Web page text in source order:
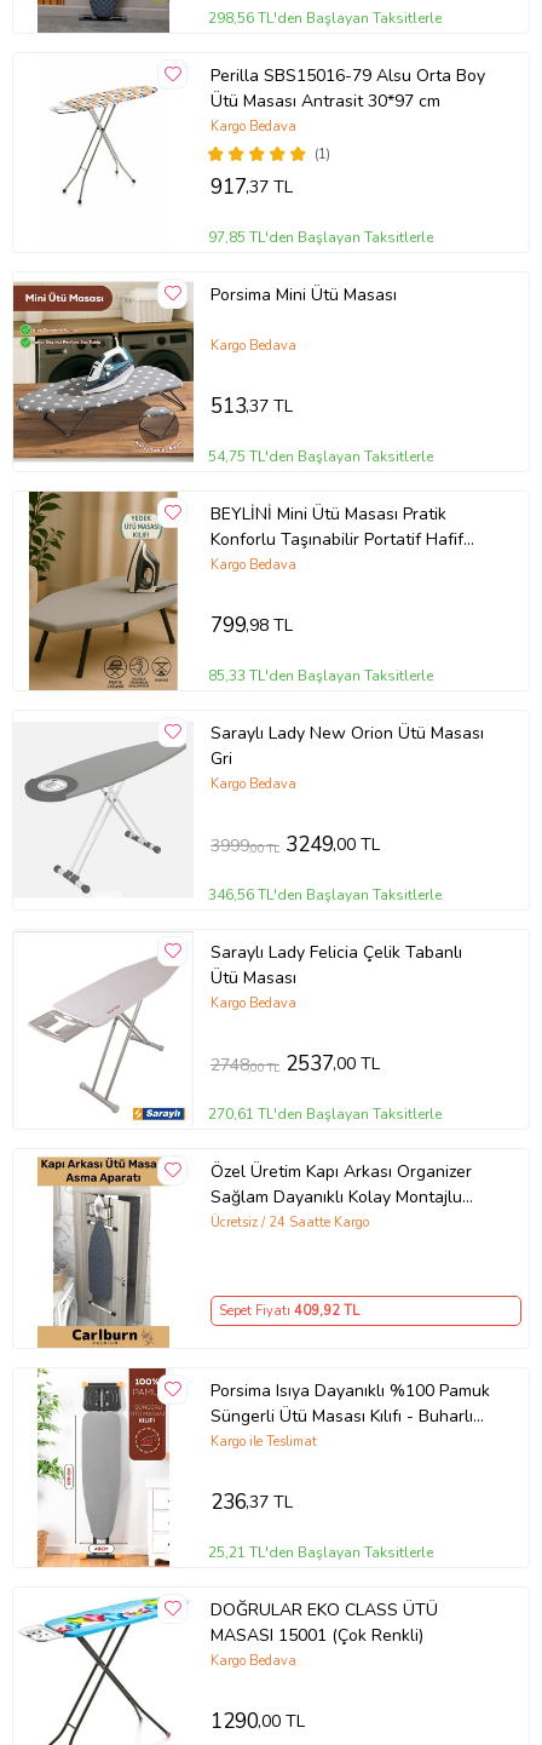
298,56 TL'den Başlayan Taksitlerle
Perilla SBS15016-79 Alsu Orta Boy
Ütü Masası Antrasit 30*97 cm
(1)
Kargo Bedava
917,37 TL
97,85 TL'den Başlayan Taksitlerle
Porsima Mini Ütü Masası
Kargo Bedava
513,37 TL
54,75 TL'den Başlayan Taksitlerle
BEYLİNİ Mini Ütü Masası Pratik
Konforlu Taşınabilir Portatif Hafif
Asılabilir Seyahat Kompakt Ütü
Kargo Bedava
799,98 TL
85,33 TL'den Başlayan Taksitlerle
Saraylı Lady New Orion Ütü Masası
Gri
Kargo Bedava
3999,00 TL 3249,00 TL
346,56 TL'den Başlayan Taksitlerle
Saraylı Lady Felicia Çelik Tabanlı
Ütü Masası
Kargo Bedava
2748,00 TL 2537,00 TL
270,61 TL'den Başlayan Taksitlerle
Özel Üretim Kapı Arkası Organizer
Sağlam Dayanıklı Kolay Montajlu
Sprey Ütü Masası Asma Aparatı
Ücretsiz / 24 Saatte Kargo
Sepet Fiyatı 409,92 TL
Porsima Isıya Dayanıklı %100 Pamuk
Süngerli Ütü Masası Kılıfı - Buharlı
Ütüleme Uyumlu 120x40cm
Kargo ile Teslimat
236,37 TL
25,21 TL'den Başlayan Taksitlerle
DOĞRULAR EKO CLASS ÜTÜ
MASASI 15001 (Çok Renkli)
Kargo Bedava
1290,00 TL